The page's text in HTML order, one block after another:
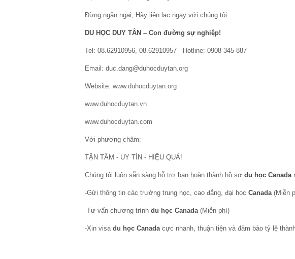
Đừng ngần ngại, Hãy liên lạc ngay với chúng tôi:
DU HỌC DUY TÂN – Con đường sự nghiệp!
Tel: 08.62910956, 08.62910957 Hotline: 0908 345 887
Email: duc.dang@duhocduytan.org
Website: www.duhocduytan.org
www.duhocduytan.vn
www.duhocduytan.com
Với phương châm:
TẬN TÂM - UY TÍN - HIỆU QUẢ!
Chúng tôi luôn sẵn sàng hỗ trợ bạn hoàn thành hồ sơ du học Canada
-Gửi thông tin các trường trung học, cao đẳng, đại học Canada(Miễn
-Tư vấn chương trình du học Canada(Miễn phí)
-Xin visa du học Canadacực nhanh, thuận tiện và đảm bảo tỷ lệ